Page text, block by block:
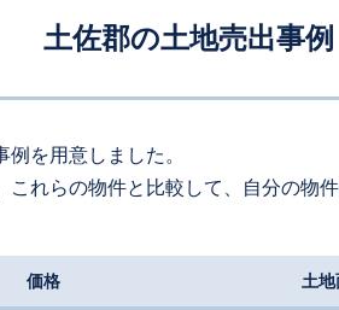
土佐郡の土地売出事例
を用意しました。
れらの物件と比較して、自分の物
価格 土